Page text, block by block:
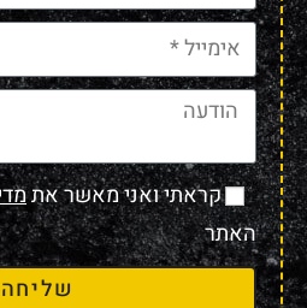
קראתי ואני מאשר את
האתר
שליחה